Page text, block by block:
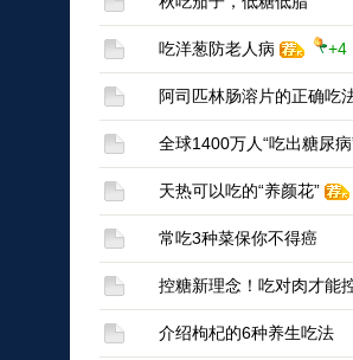
吃洋葱防老人病 +4
阿司匹林肠溶片的正确吃
全球1400万人“吃出糖尿病
天热可以吃的“养颜花”
常吃3种菜保你不得癌
控糖新理念！吃对肉才能
介绍枸杞的6种养生吃法